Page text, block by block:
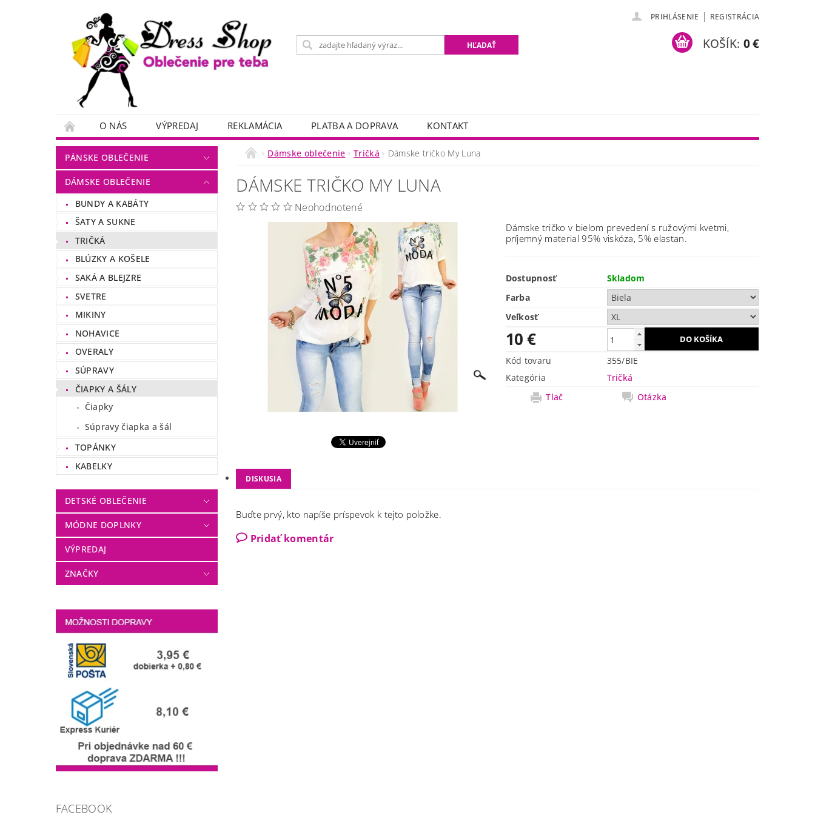
PRIHLÁSENIE | REGISTRÁCIA
KOŠÍK: 0 €
O NÁS VÝPREDAJ REKLAMÁCIA PLATBA A DOPRAVA KONTAKT
PÁNSKE OBLEČENIE
DÁMSKE OBLEČENIE
BUNDY A KABÁTY
ŠATY A SUKNE
TRIČKÁ
BLÚZKY A KOŠELE
SAKÁ A BLEJZRE
SVETRE
MIKINY
NOHAVICE
OVERALY
SÚPRAVY
ČIAPKY A ŠÁLY
Čiapky
Súpravy čiapka a šál
TOPÁNKY
KABELKY
DETSKÉ OBLEČENIE
MÓDNE DOPLNKY
VÝPREDAJ
ZNAČKY
FACEBOOK
Dámske oblečenie Tričká Dámske tričko My Luna
DÁMSKE TRIČKO MY LUNA
Neohodnotené
Dámske tričko v bielom prevedení s ružovými kvetmi,
príjemný material 95% viskóza, 5% elastan.
Dostupnosť
Skladom
Farba
Veľkosť
10 €
Kód tovaru
355/BIE
Kategória
Tričká
Tlač
Otázka
DISKUSIA
Buďte prvý, kto napíše príspevok k tejto položke.
Pridať komentár